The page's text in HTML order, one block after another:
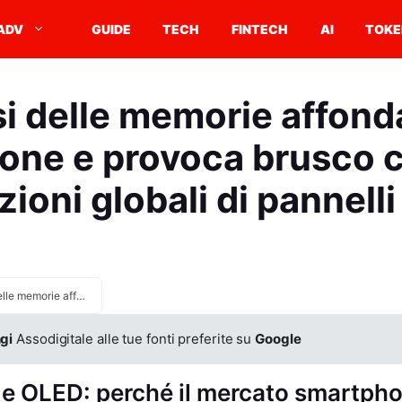
GUIDE TECH FINTECH AI
delle memorie
e provoca brusco
globali di pannelli
Crisi delle memorie affonda gli smartphone e provoca brusco calo nelle spedizioni globali di pannelli OLED
Assodigitale alle tue fonti preferite suGoogle
OLED: perché il mercato